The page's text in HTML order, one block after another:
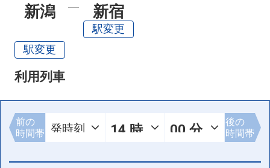
新潟
駅変更
新宿
駅変更
利用列車
前の
時間帯
後の
時間帯